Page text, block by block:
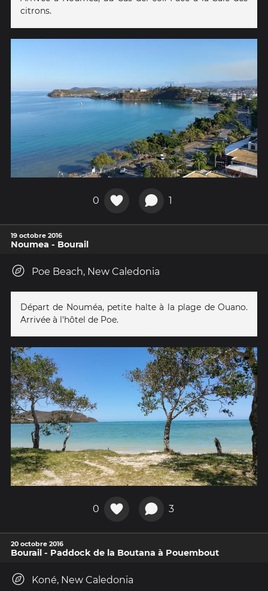
citrons.
0 1
19 octobre 2016
Noumea - Bourail
Poe Beach, New Caledonia
Départ de Nouméa, petite halte à la plage de Ouano.
Arrivée à l'hôtel de Poe.
0 3
20 octobre 2016
Bourail - Paddock de la Boutana à Pouembout
Koné, New Caledonia